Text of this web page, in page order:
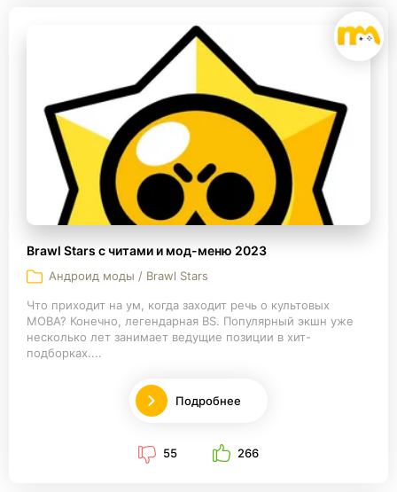
Brawl Stars с читами и мод-меню 2023
Андроид моды / Brawl Stars
Что приходит на ум, когда заходит речь о культовых
MOBA? Конечно, легендарная BS. Популярный экшн уже
несколько лет занимает ведущие позиции в хит-
подборках....
Подробнее
55 266